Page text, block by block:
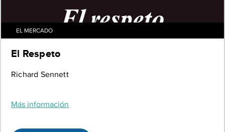
EL MERCADO
El Respeto
Richard Sennett
Más información